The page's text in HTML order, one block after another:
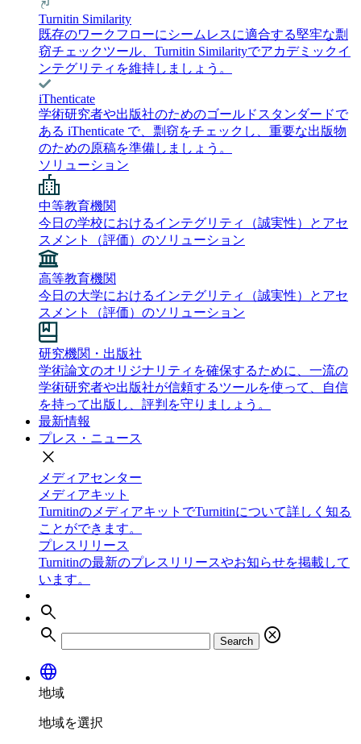
Turnitin Similarity
既存のワークフローにシームレスに適合する堅牢な剽
窃チェックツール、Turnitin Similarityでアカデミックイ
ンテグリティを維持しましょう。
iThenticate
学術研究者や出版社のためのゴールドスタンダードで
ある iThenticate で、剽窃をチェックし、重要な出版物
のための原稿を準備しましょう。
ソリューション
中等教育機関
今日の学校におけるインテグリティ（誠実性）とアセ
スメント（評価）のソリューション
高等教育機関
今日の大学におけるインテグリティ（誠実性）とアセ
スメント（評価）のソリューション
研究機関・出版社
学術論文のオリジナリティを確保するために、一流の
学術研究者や出版社が信頼するツールを使って、自信
を持って出版し、評判を守りましょう。
最新情報
プレス・ニュース
close
メディアセンター
メディアキット
TurnitinのメディアキットでTurnitinについて詳しく知る
ことができます。
プレスリリース
Turnitinの最新のプレスリリースやお知らせを掲載して
います。
search
search
Search
cancel
language
地域
地域を選択